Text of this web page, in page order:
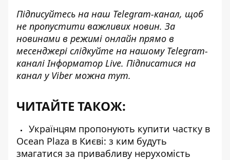
Підписуйтесь на наш Telegram-канал, щоб
не пропустити важливих новин. За
новинами в режимі онлайн прямо в
месенджері слідкуйте на нашому Telegram-
каналіІнформатор Live. Підписатися на
канал у Viber можна тут.
ЧИТАЙТЕ ТАКОЖ:
Українцям пропонують купити частку в
Ocean Plaza в Києві: з ким будуть
змагатися за привабливу нерухомість